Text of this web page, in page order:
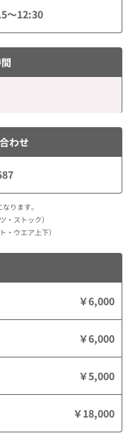
～12:30
わせ
ります。
ストック）
ウエア上下）
￥6,000
￥6,000
￥5,000
￥18,000